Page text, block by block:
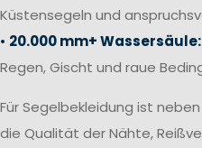
Küstensegeln und
• 20.000 mm+ Wassersäule:
Regen, Gischt und raue
Für Segelbekleidung ist
die Qualität der Nähte,